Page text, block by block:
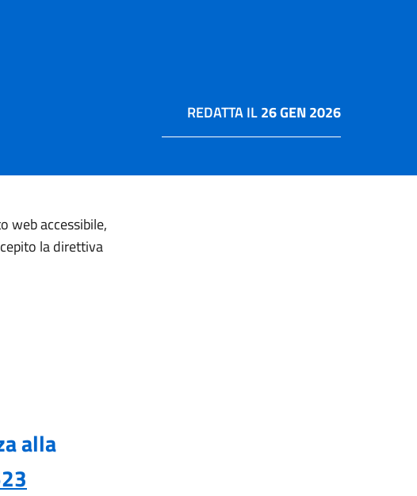
REDATTA IL26 GEN 2026
web accessibile,
la direttiva
alla